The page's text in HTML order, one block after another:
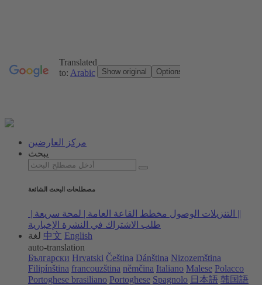
مركز العارضين
يبحث
مصطلحات البحث الشائعة
لمحة سريعة | مخطط القاعة العامة | الوصول | التنزيلات|
طلب الاشتراك في النشرة الإخبارية
لغة 中文 English
auto-translation
Български Hrvatski Čeština Dánština Nizozemština
Filipínština francouzština němčina Italiano Malese Polacco
Portoghese brasiliano Portoghese Spagnolo 日本語 韩国語